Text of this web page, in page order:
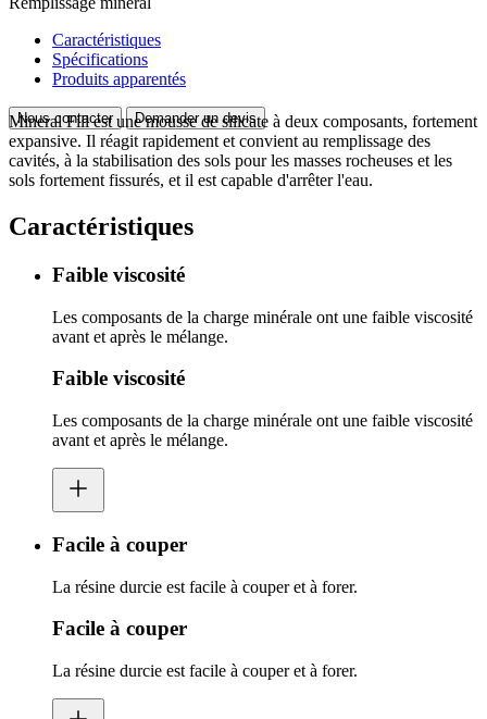
Caractéristiques
Spécifications
Produits apparentés
Nous contacter Demander un devis
Mineral Fill est une mousse de silicate à deux composants, fortement
expansive. Il réagit rapidement et convient au remplissage des
cavités, à la stabilisation des sols pour les masses rocheuses et les
sols fortement fissurés, et il est capable d'arrêter l'eau.
Caractéristiques
Faible viscosité
Les composants de la charge minérale ont une faible viscosité
avant et après le mélange.
Faible viscosité
Les composants de la charge minérale ont une faible viscosité
avant et après le mélange.
Facile à couper
La résine durcie est facile à couper et à forer.
Facile à couper
La résine durcie est facile à couper et à forer.